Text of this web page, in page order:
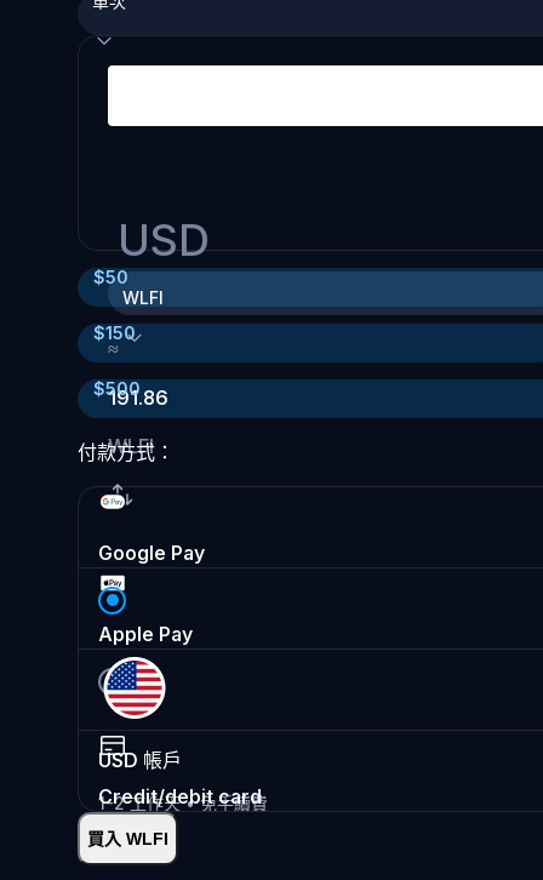
USD
WLFI
≈
191.86
WLFI
$50
$150
$500
付款方式：
Google Pay
Apple Pay
USD 帳戶
1-2 工作天 • 免手續費
存入
Credit/debit card
即時•
買入 WLFI